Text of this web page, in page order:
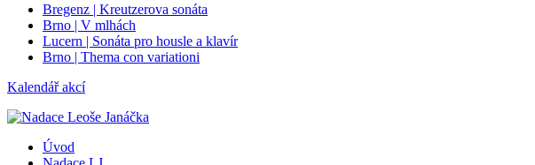
Bregenz | Kreutzerova sonáta
Brno | V mlhách
Lucern | Sonáta pro housle a klavír
Brno | Thema con variationi
Kalendář akcí
Úvod